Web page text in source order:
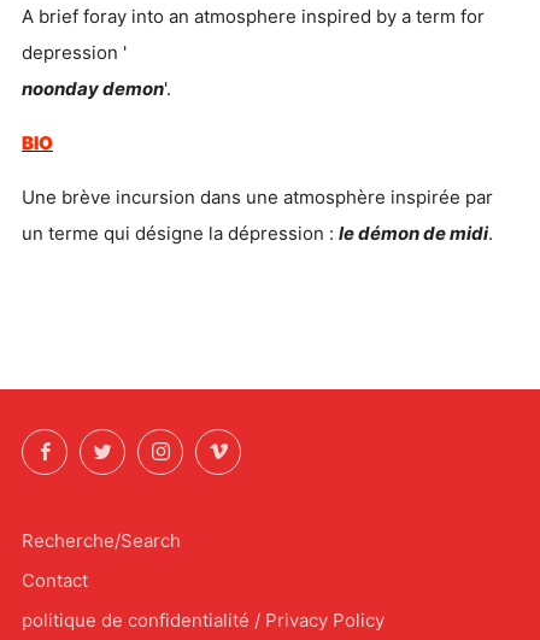
A brief foray into an atmosphere inspired by a term for
depression '
noonday demon'.
BIO
Une brève incursion dans une atmosphère inspirée par
un terme qui désigne la dépression : le démon de midi.
FacebookTwitterInstagramVimeo
Recherche/Search
Contact
politique de confidentialité / Privacy Policy